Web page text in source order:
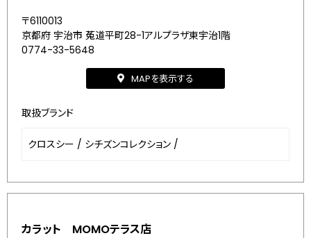
〒6110013
京都府 宇治市 菟道平町28-1アルプラザ東宇治1階
0774-33-5648
MAPを表示する
取扱ブランド
クロスシー / シチズンコレクション /
カラット MOMOテラス店